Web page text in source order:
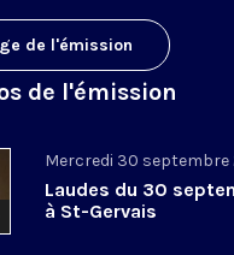
de l'émission
de l'émission
Mercredi 30 septembre
Laudes du 30
à St-Gervais